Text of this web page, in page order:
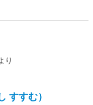
り
すすむ）